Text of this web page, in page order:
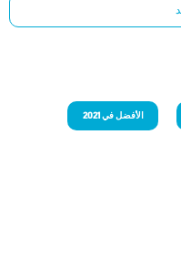
الأفضل في 2021